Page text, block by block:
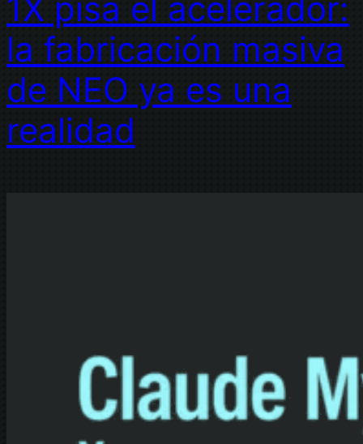
1X pisa el acelerador:
la fabricación masiva
de NEO ya es una
realidad